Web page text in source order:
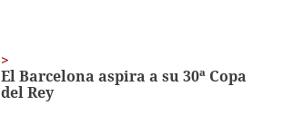
El Barcelona aspira a su 30ª Copa
del Rey